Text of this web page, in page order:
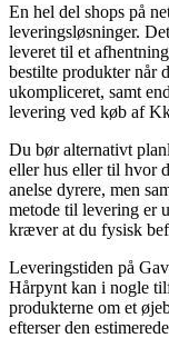
En hel del shops på
leveringsløsninger.
leveret til et
bestilte produkter når
ukompliceret, samt
levering ved køb af
Du bør alternativt
eller hus eller til hvor
anelse dyrere, men
metode til levering er
kræver at du fysisk
Leveringstiden på
Hårpynt kan i nogle
produkterne om et
efterser den